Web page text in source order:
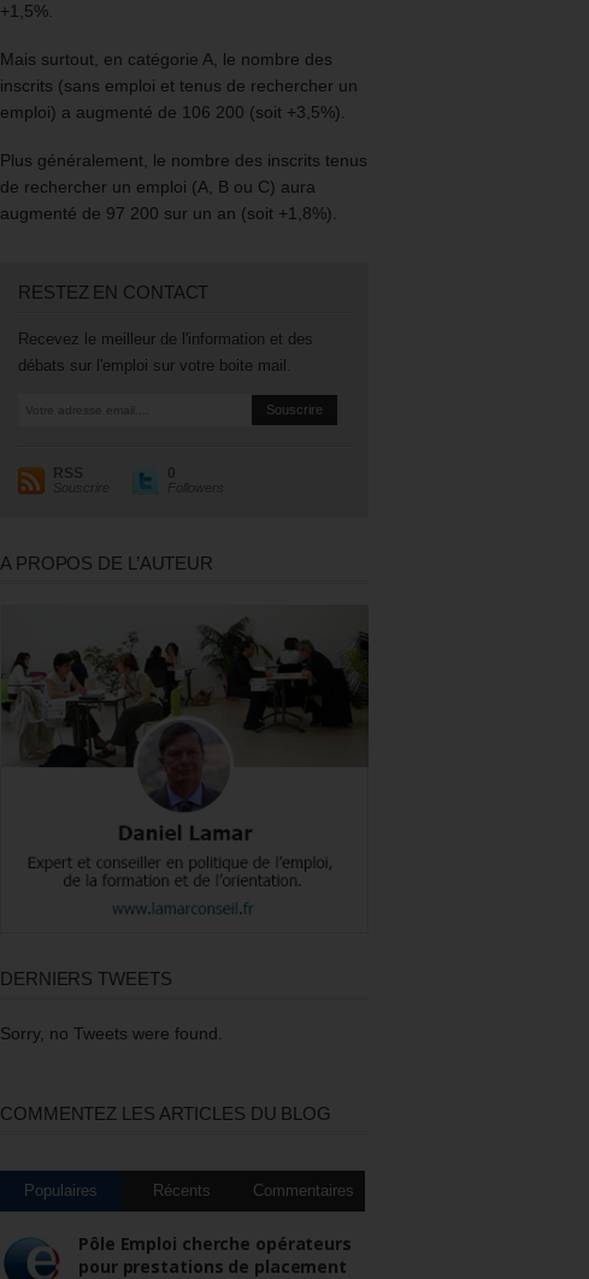
+1,5%.
Mais surtout, en catégorie A, le nombre des
inscrits (sans emploi et tenus de rechercher un
emploi) a augmenté de 106 200 (soit +3,5%).
Plus généralement, le nombre des inscrits tenus
de rechercher un emploi (A, B ou C) aura
augmenté de 97 200 sur un an (soit +1,8%).
RESTEZ EN CONTACT
Recevez le meilleur de l'information et des
débats sur l'emploi sur votre boite mail.
RSS
Souscrire
0
Followers
A PROPOS DE L’AUTEUR
DERNIERS TWEETS
Sorry, no Tweets were found.
COMMENTEZ LES ARTICLES DU BLOG
Populaires Récents Commentaires
Pôle Emploi cherche opérateurs
pour prestations de placement